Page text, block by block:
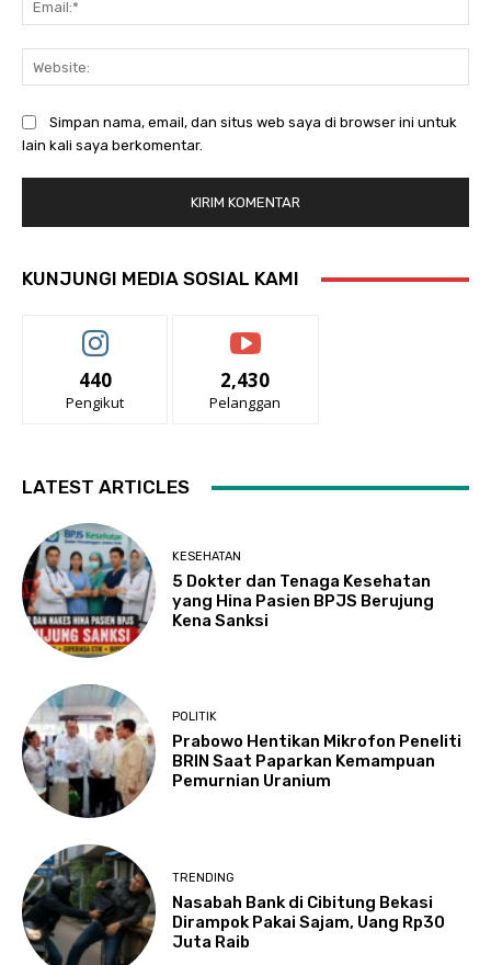
Simpan nama, email, dan situs web saya di browser ini untuk
lain kali saya berkomentar.
KUNJUNGI MEDIA SOSIAL KAMI
440
Pengikut
2,430
Pelanggan
LATEST ARTICLES
KESEHATAN
5 Dokter dan Tenaga Kesehatan
yang Hina Pasien BPJS Berujung
Kena Sanksi
POLITIK
Prabowo Hentikan Mikrofon Peneliti
BRIN Saat Paparkan Kemampuan
Pemurnian Uranium
TRENDING
Nasabah Bank di Cibitung Bekasi
Dirampok Pakai Sajam, Uang Rp30
Juta Raib